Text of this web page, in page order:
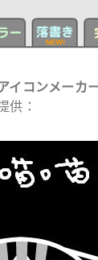
イコンメーカ
供：